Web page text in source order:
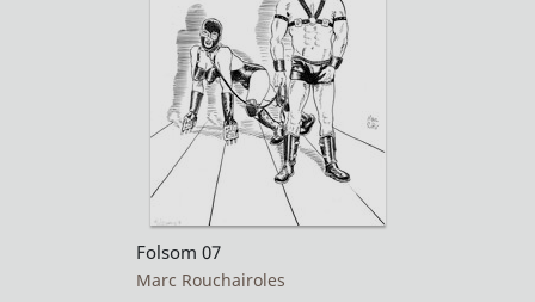
Folsom 07
Marc Rouchairoles